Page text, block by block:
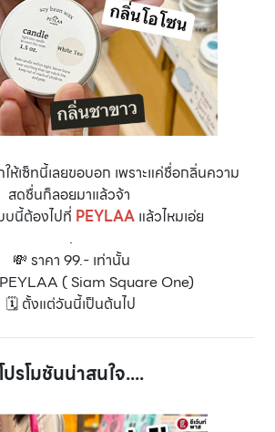
เซ็ทนี้เลยขอบอก เพราะแค่ชื่อกลิ่นความ
สดชื่นก็ลอยมาแล้วจ้า
บนี้ต้องไปที่ PEYLAA แล้วไหมเอ่ย
.
💸 ราคา 99.- เท่านั้น
( Siam Square One)
🗓️ ตั้งแต่วันนี้เป็นต้นไป
ปรโมชันน่าสนใจ....